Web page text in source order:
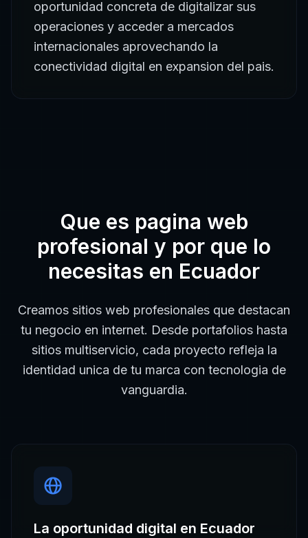
oportunidad concreta de digitalizar sus
operaciones y acceder a mercados
internacionales aprovechando la
conectividad digital en expansion del pais.
Que es pagina web
profesional y por que lo
necesitas en Ecuador
Creamos sitios web profesionales que destacan
tu negocio en internet. Desde portafolios hasta
sitios multiservicio, cada proyecto refleja la
identidad unica de tu marca con tecnologia de
vanguardia.
La oportunidad digital en Ecuador